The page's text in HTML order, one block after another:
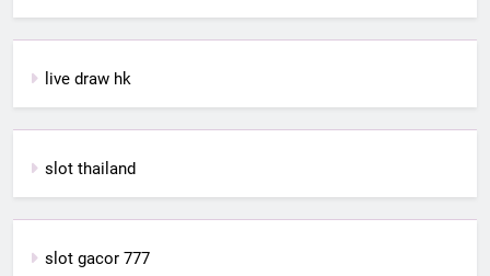
live draw hk
slot thailand
slot gacor 777